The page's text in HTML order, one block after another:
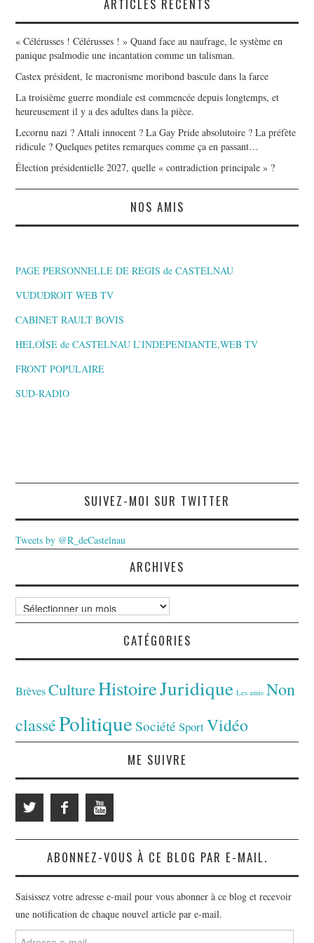
ARTICLES RÉCENTS
« Célérusses ! Célérusses ! » Quand face au naufrage, le système en
panique psalmodie une incantation comme un talisman.
Castex président, le macronisme moribond bascule dans la farce
La troisième guerre mondiale est commencée depuis longtemps, et
heureusement il y a des adultes dans la pièce.
Lecornu nazi ? Attali innocent ? La Gay Pride absolutoire ? La préfète
ridicule ? Quelques petites remarques comme ça en passant…
Élection présidentielle 2027, quelle « contradiction principale » ?
NOS AMIS
PAGE PERSONNELLE DE REGIS de CASTELNAU
VUDUDROIT WEB TV
CABINET RAULT BOVIS
HELOÏSE de CASTELNAU L’INDEPENDANTE,WEB TV
FRONT POPULAIRE
SUD-RADIO
SUIVEZ-MOI SUR TWITTER
Tweets by @R_deCastelnau
ARCHIVES
Archives
CATÉGORIES
Brèves CultureHistoireJuridique Les amis Non
classéPolitiqueSociété SportVidéo
ME SUIVRE
ABONNEZ-VOUS À CE BLOG PAR E-MAIL.
Saisissez votre adresse e-mail pour vous abonner à ce blog et recevoir
une notification de chaque nouvel article par e-mail.
Adresse